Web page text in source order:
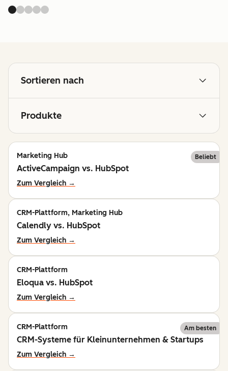
Sortieren nach
Produkte
Marketing Hub Beliebt
ActiveCampaign vs. HubSpot
Zum Vergleich →
CRM-Plattform, Marketing Hub
Calendly vs. HubSpot
Zum Vergleich →
CRM-Plattform
Eloqua vs. HubSpot
Zum Vergleich →
CRM-Plattform Am besten
CRM-Systeme für Kleinunternehmen & Startups
Zum Vergleich →